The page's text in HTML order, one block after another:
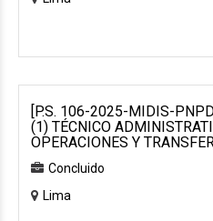
[P.S. 106-2025-MIDIS-
(1) TÉCNICO
OPERACIONES Y
Concluido
Lima